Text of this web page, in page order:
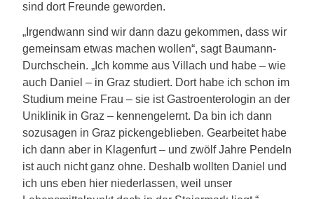
sind dort Freunde geworden.
„Irgendwann sind wir dann dazu gekommen, dass wir
gemeinsam etwas machen wollen“, sagt Baumann-
Durchschein. „Ich komme aus Villach und habe – wie
auch Daniel – in Graz studiert. Dort habe ich schon im
Studium meine Frau – sie ist Gastroenterologin an der
Uniklinik in Graz – kennengelernt. Da bin ich dann
sozusagen in Graz pickengeblieben. Gearbeitet habe
ich dann aber in Klagenfurt – und zwölf Jahre Pendeln
ist auch nicht ganz ohne. Deshalb wollten Daniel und
ich uns eben hier niederlassen, weil unser